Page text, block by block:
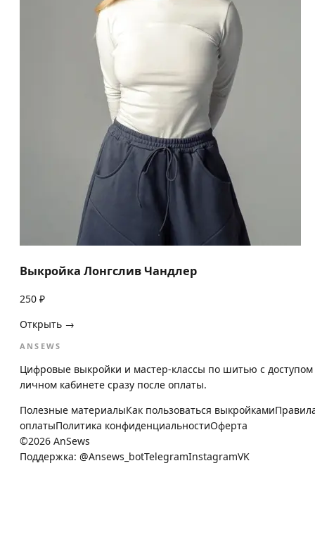
Выкройка Лонгслив Чандлер
250 ₽
Открыть →
ANSEWS
Цифровые выкройки и мастер-классы по шитью с доступом
личном кабинете сразу после оплаты.
Полезные материалыКак пользоваться выкройками
оплатыПолитика конфиденциальностиОферта
©2026 AnSews
Поддержка: @Ansews_botTelegramInstagramVK